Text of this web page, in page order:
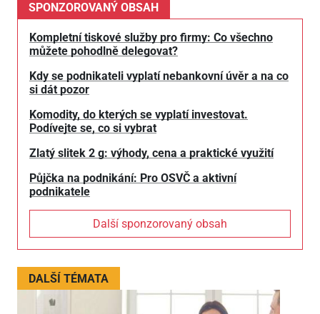
SPONZOROVANÝ OBSAH
Kompletní tiskové služby pro firmy: Co všechno
můžete pohodlně delegovat?
Kdy se podnikateli vyplatí nebankovní úvěr a na co
si dát pozor
Komodity, do kterých se vyplatí investovat.
Podívejte se, co si vybrat
Zlatý slitek 2 g: výhody, cena a praktické využití
Půjčka na podnikání: Pro OSVČ a aktivní
podnikatele
Další sponzorovaný obsah
DALŠÍ TÉMATA